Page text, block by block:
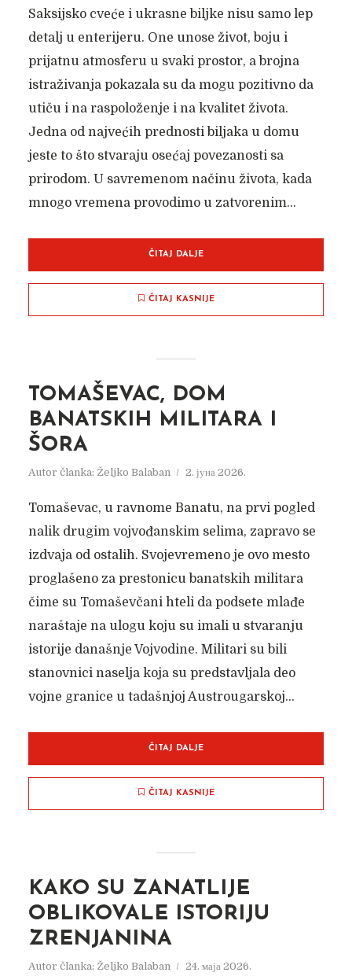
Saksijsko cveće i ukrasne biljke nisu samo lep
detalj u enterijeru. One unose život, boju i
prijatnu atmosferu u svaki prostor, a brojna
istraživanja pokazala su da mogu pozitivno da
utiču i na raspoloženje i na kvalitet života.
Jedna od najvećih prednosti biljaka u domu
jeste to što stvaraju osećaj povezanosti sa
prirodom. U savremenom načinu života, kada
mnogo vremena provodimo u zatvorenim...
ČITAJ DALJE
ČITAJ KASNIJE
TOMAŠEVAC, DOM
BANATSKIH MILITARA I
ŠORA
Autor članka: Željko Balaban 2. јуна 2026.
Tomaševac, u ravnome Banatu, na prvi pogled
nalik drugim vojvođanskim selima, zapravo se
izdvaja od ostalih. Svojevremeno je ovo mesto
proglašeno za prestonicu banatskih militara
čime su Tomaševčani hteli da podsete mlađe
naraštaje na ulogu koju su imali u stvaranju
istorije današnje Vojvodine. Militari su bili
stanovnici naselja koja su predstavljala deo
vojne granice u tadašnjoj Austrougarskoj...
ČITAJ DALJE
ČITAJ KASNIJE
KAKO SU ZANATLIJE
OBLIKOVALE ISTORIJU
ZRENJANINA
Autor članka: Željko Balaban 24. маја 2026.